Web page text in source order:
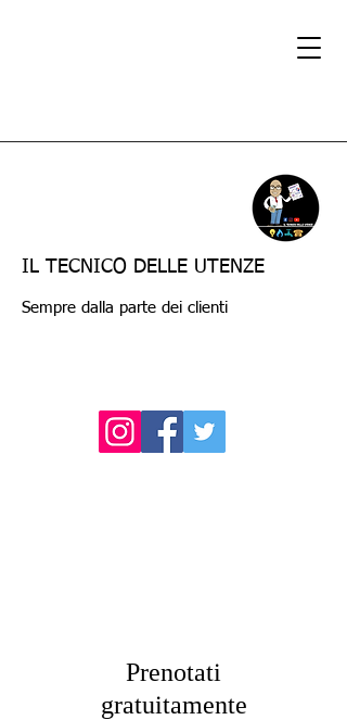
IL TECNICO DELLE UTENZE
Sempre dalla parte dei clienti
Prenotati
gratuitamente